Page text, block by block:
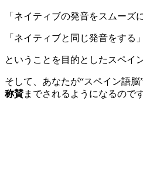
「ネイティブの発音をスムーズ
「ネイティブと同じ発音をする」
ということを目的としたスペイ
そして、あなたが“スペイン語
称賛までされるようになるのです